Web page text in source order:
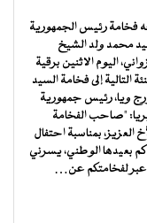
فخامة رئيس الجمهورية
محمد ولد الشيخ
اليوم الاثنين برقية
التالية إلى فخامة السيد
ويا، رئيس جمهورية
"صاحب الفخامة
العزيز، بمناسبة احتفال
بعيدها الوطني، يسرني
لفخامتكم عن…